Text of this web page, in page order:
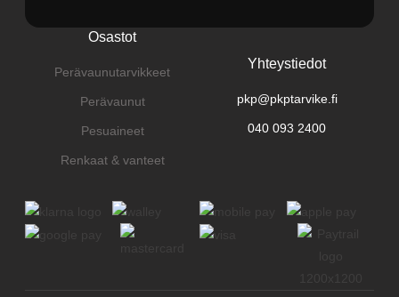
Osastot
Perävaunutarvikkeet
Perävaunut
Pesuaineet
Renkaat & vanteet
Yhteystiedot
pkp@pkptarvike.fi
040 093 2400